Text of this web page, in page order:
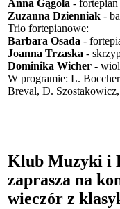
Anna Gągola - fortepian
Zuzanna Dzienniak -
Trio fortepianowe:
Barbara Osada -
Joanna Trzaska -
Dominika Wicher -
W programie: L.
Breval, D.
Klub Muzyki i
zaprasza na
wieczór z